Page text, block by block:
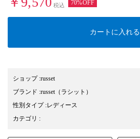
税込 70%OFF
カートに入れる
ショップ:russet
ブランド :russet （ラシット）
性別タイプ:レディース
カテゴリ :